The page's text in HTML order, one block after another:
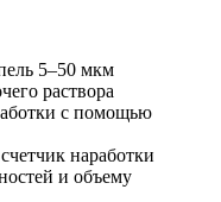
5–50 мкм
раствора
с помощью
наработки
и объему